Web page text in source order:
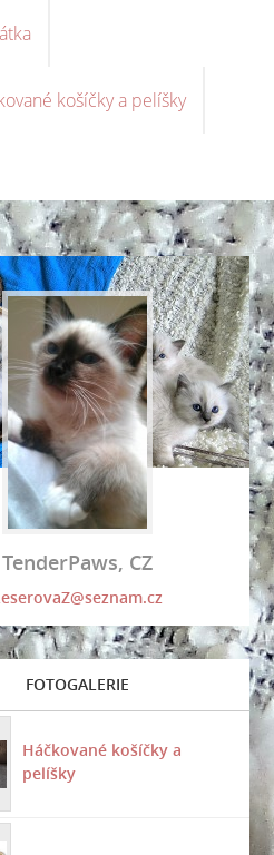
košíčky a pelíšky
TenderPaws, CZ
FOTOGALERIE
Háčkované košíčky a
pelíšky